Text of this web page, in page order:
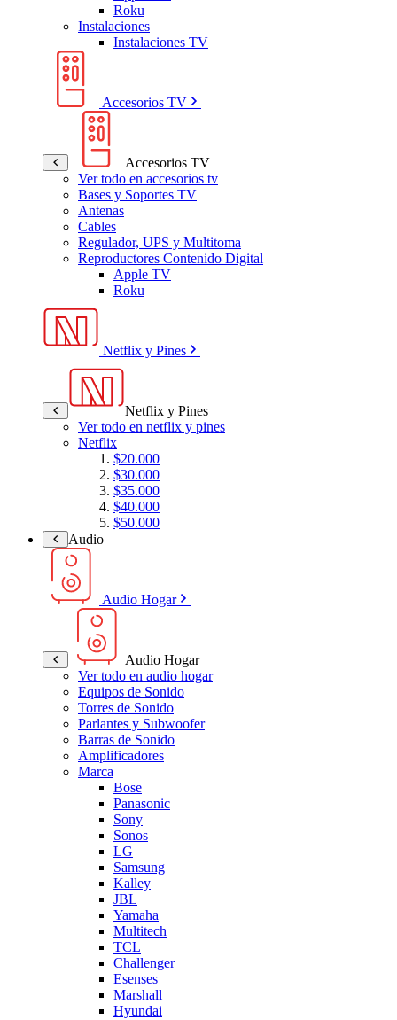
Roku
Instalaciones
Instalaciones TV
Accesorios TV
Accesorios TV
Ver todo en accesorios tv
Bases y Soportes TV
Antenas
Cables
Regulador, UPS y Multitoma
Reproductores Contenido Digital
Apple TV
Roku
Netflix y Pines
Netflix y Pines
Ver todo en netflix y pines
Netflix
$20.000
$30.000
$35.000
$40.000
$50.000
Audio
Audio Hogar
Audio Hogar
Ver todo en audio hogar
Equipos de Sonido
Torres de Sonido
Parlantes y Subwoofer
Barras de Sonido
Amplificadores
Marca
Bose
Panasonic
Sony
Sonos
LG
Samsung
Kalley
JBL
Yamaha
Multitech
TCL
Challenger
Esenses
Marshall
Hyundai